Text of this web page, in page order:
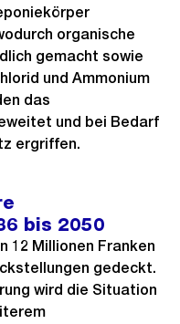
r
o
c
h
organische
gemacht sowie
und Ammonium
das
und bei Bedarf
ergriffen.
bis 2050
12 Millionen Franken
gedeckt.
wird die Situation